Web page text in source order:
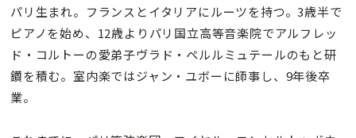
パリ生まれ。フランスとイタリアにルーツを持つ。3歳半で
ピアノを始め、12歳よりパリ国立高等音楽院でアルフレッ
ド・コルトーの愛弟子ヴラド・ペルルミュテールのもと研
鑽を積む。室内楽ではジャン・ユボーに師事し、9年後卒
業。